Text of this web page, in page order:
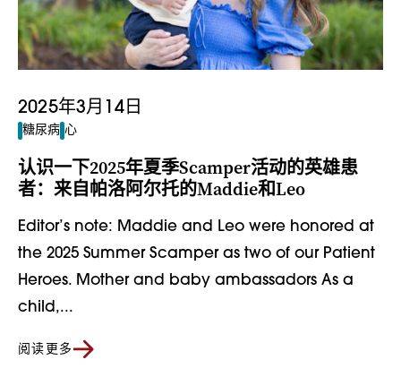
2025年3月14日
糖尿病 心
认识一下2025年夏季Scamper活动的英雄患
者：来自帕洛阿尔托的Maddie和Leo
Editor’s note: Maddie and Leo were honored at
the 2025 Summer Scamper as two of our Patient
Heroes. Mother and baby ambassadors As a
child,...
阅读更多